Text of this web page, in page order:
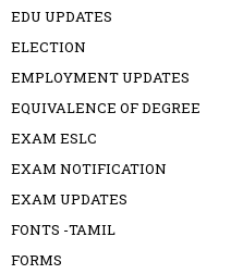
EDU UPDATES
ELECTION
EMPLOYMENT UPDATES
EQUIVALENCE OF DEGREE
EXAM ESLC
EXAM NOTIFICATION
EXAM UPDATES
FONTS -TAMIL
FORMS